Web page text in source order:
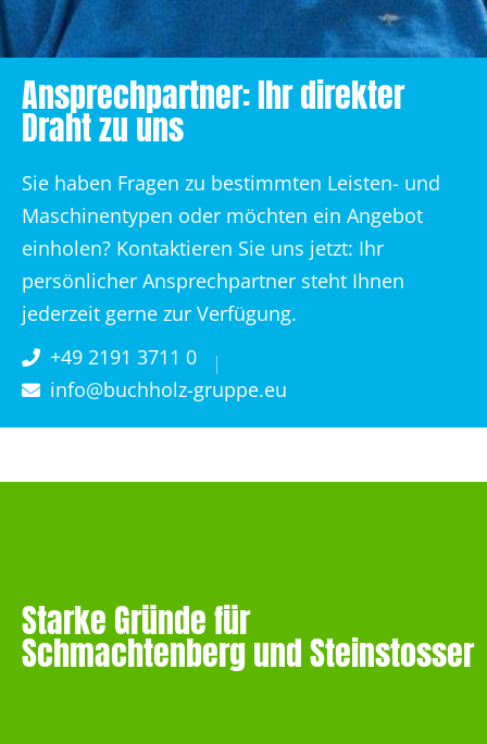
Ansprechpartner: Ihr direkter
Draht zu uns
Sie haben Fragen zu bestimmten Leisten- und
Maschinentypen oder möchten ein Angebot
einholen? Kontaktieren Sie uns jetzt: Ihr
persönlicher Ansprechpartner steht Ihnen
jederzeit gerne zur Verfügung.
+49 2191 3711 0
info@buchholz-gruppe.eu
Starke Gründe für
Schmachtenberg und Steinstosser